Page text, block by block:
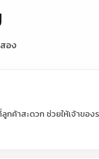
อง
ค้าสะดวก ช่วยให้เจ้าของ